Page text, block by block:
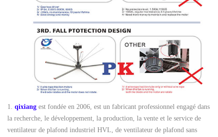
1. qixiang est fondée en 2006, est un fabricant professionnel engagé dans
la recherche, le développement, la production, la vente et le service de
ventilateur de plafond industriel HVL, de ventilateur de plafond sans